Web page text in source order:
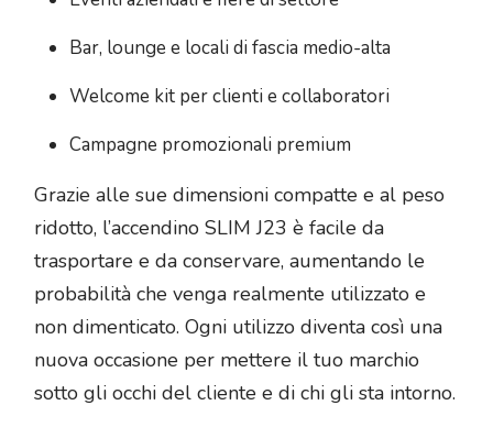
Bar, lounge e locali di fascia medio-alta
Welcome kit per clienti e collaboratori
Campagne promozionali premium
Grazie alle sue dimensioni compatte e al peso
ridotto, l’accendino SLIM J23 è facile da
trasportare e da conservare, aumentando le
probabilità che venga realmente utilizzato e
non dimenticato. Ogni utilizzo diventa così una
nuova occasione per mettere il tuo marchio
sotto gli occhi del cliente e di chi gli sta intorno.